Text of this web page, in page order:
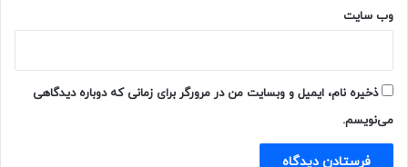
وب‌ سایت
ذخیره نام، ایمیل و وبسایت من در مرورگر برای زمانی که دوباره دیدگاهی
می‌نویسم.